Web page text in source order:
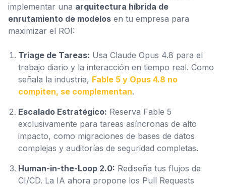
implementar una arquitectura híbrida de
enrutamiento de modelos en tu empresa para
maximizar el ROI:
Triage de Tareas: Usa Claude Opus 4.8 para el
trabajo diario y la interacción en tiempo real. Como
señala la industria, Fable 5 y Opus 4.8 no
compiten, se complementan.
Escalado Estratégico: Reserva Fable 5
exclusivamente para tareas asíncronas de alto
impacto, como migraciones de bases de datos
complejas y auditorías de seguridad completas.
Human-in-the-Loop 2.0: Rediseña tus flujos de
CI/CD. La IA ahora propone los Pull Requests